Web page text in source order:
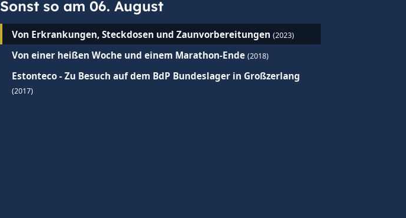
Sonst so am 06. August
Von Erkrankungen, Steckdosen und Zaunvorbereitungen (2023)
Von einer heißen Woche und einem Marathon-Ende (2018)
Estonteco - Zu Besuch auf dem BdP Bundeslager in Großzerlang
(2017)